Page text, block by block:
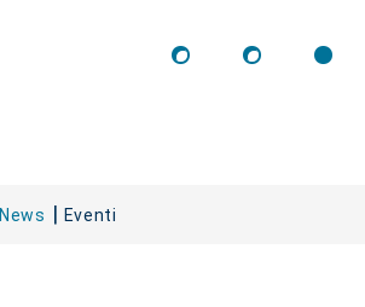
News Eventi